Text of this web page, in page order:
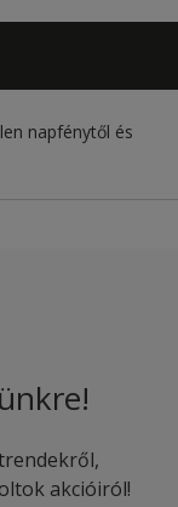
napfénytől és
akcióiról!